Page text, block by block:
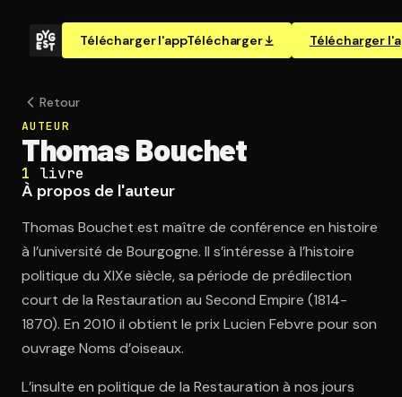
Télécharger l'appTélécharger Télécharger
Retour
AUTEUR
Thomas Bouchet
1 livre
À propos de l'auteur
Thomas Bouchet est maître de conférence en histoire
à l’université de Bourgogne. Il s’intéresse à l’histoire
politique du XIXe siècle, sa période de prédilection
court de la Restauration au Second Empire (1814-
1870). En 2010 il obtient le prix Lucien Febvre pour son
ouvrage Noms d’oiseaux.
L’insulte en politique de la Restauration à nos jours